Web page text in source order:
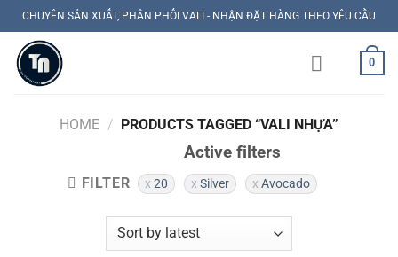
Skip
to
content
CHUYÊN SẢN XUẤT, PHÂN PHỐI VALI - NHẬN ĐẶT HÀNG THEO YÊU CẦU
0
HOME / PRODUCTS TAGGED “VALI NHỰA”
FILTER
Active filters
20 Silver Avocado